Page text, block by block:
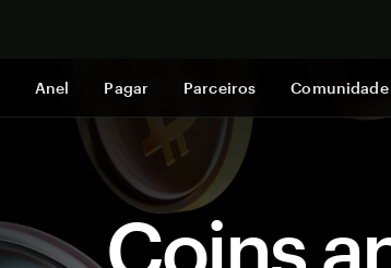
Anel Pagar Parceiros Comunidade
Coins